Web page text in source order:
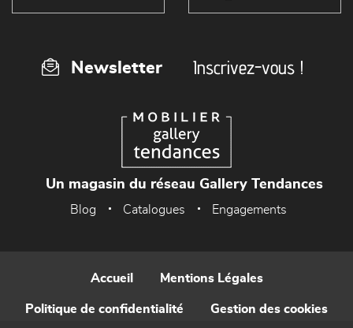
Newsletter Inscrivez-vous !
Un magasin du réseau Gallery Tendances
Blog Catalogues Engagements
Accueil Mentions Légales
Politique de confidentialité Gestion des cookies